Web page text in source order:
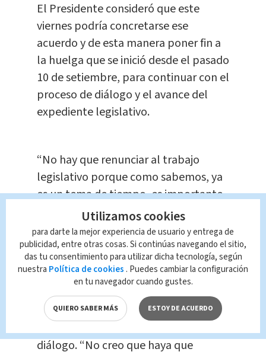
El Presidente consideró que este
viernes podría concretarse ese
acuerdo y de esta manera poner fin a
la huelga que se inició desde el pasado
10 de setiembre, para continuar con el
proceso de diálogo y el avance del
expediente legislativo.
“No hay que renunciar al trabajo
legislativo porque como sabemos, ya
es un tema de tiempo, es importante
que en los próximos días logremos la
aprobación de la reforma legislativa”,
resaltó en declaraciones a la prensa.
Resaltó que en caso de que no se
concrete este acuerdo este viernes, se
diálogo. “No creo que haya que
Utilizamos cookies
para darte la mejor experiencia de usuario y entrega de
publicidad, entre otras cosas. Si continúas navegando el sitio,
das tu consentimiento para utilizar dicha tecnología, según
nuestra Política de cookies . Puedes cambiar la configuración
en tu navegador cuando gustes.
QUIERO SABER MÁS ESTOY DE ACUERDO